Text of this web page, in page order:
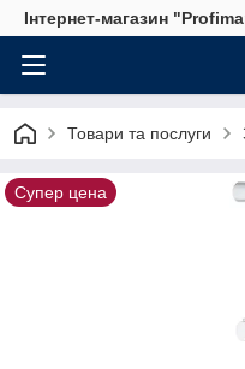
Інтернет-магазин
Товари та послуги
Супер цена